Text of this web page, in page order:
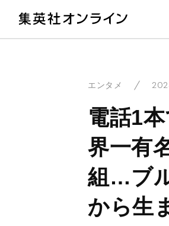
エンタメ
電話1
界一有
組…ブ
から生